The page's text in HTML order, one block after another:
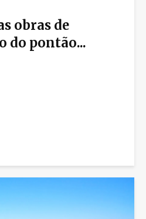
obras de
do pontão...